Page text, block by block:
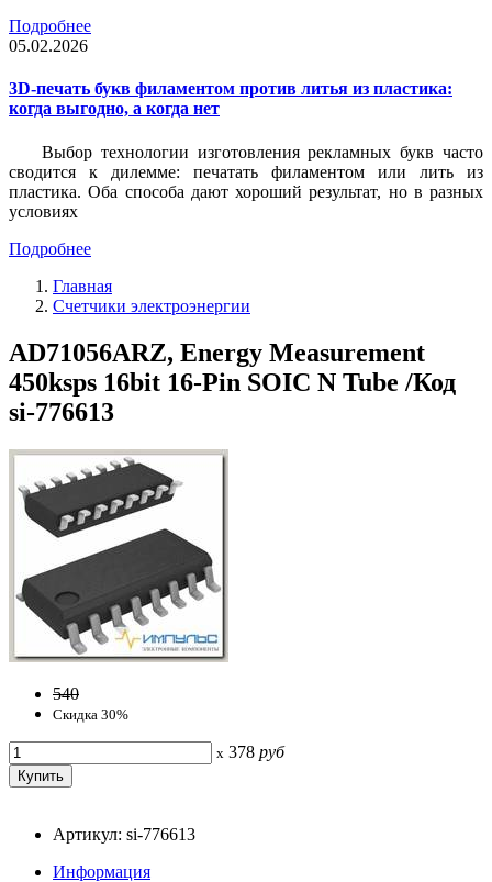
Подробнее
05.02.2026
3D-печать букв филаментом против литья из пластика:
когда выгодно, а когда нет
Выбор технологии изготовления рекламных букв часто
сводится к дилемме: печатать филаментом или лить из
пластика. Оба способа дают хороший результат, но в разных
условиях
Подробнее
Главная
Счетчики электроэнергии
AD71056ARZ, Energy Measurement
450ksps 16bit 16-Pin SOIC N Tube /Код
si-776613
540
Скидка 30%
x 378 руб
Артикул: si-776613
Информация